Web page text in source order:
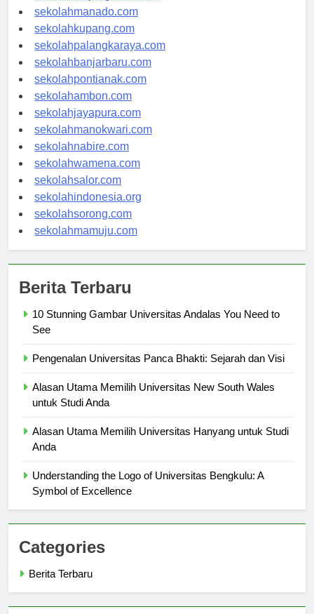
sekolahtanjungselor.com
sekolahmanado.com
sekolahkupang.com
sekolahpalangkaraya.com
sekolahbanjarbaru.com
sekolahpontianak.com
sekolahambon.com
sekolahjayapura.com
sekolahmanokwari.com
sekolahnabire.com
sekolahwamena.com
sekolahsalor.com
sekolahindonesia.org
sekolahsorong.com
Berita Terbaru
10 Stunning Gambar Universitas Andalas You Need to
Alasan Utama Memilih Universitas New South Wales
Alasan Utama Memilih Universitas Hanyang untuk Studi
Understanding the Logo of Universitas Bengkulu: A
Categories